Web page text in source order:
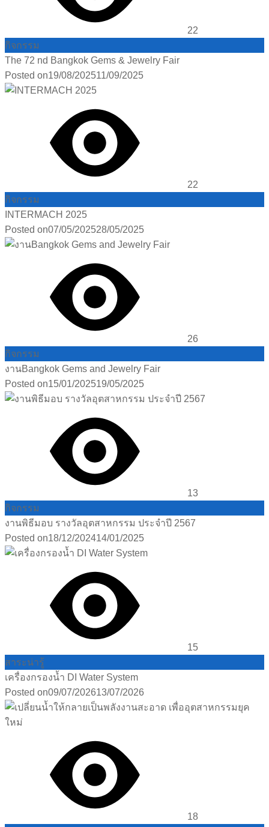
22
กิจกรรม
The 72 nd Bangkok Gems & Jewelry Fair
Posted on19/08/202511/09/2025
22
กิจกรรม
INTERMACH 2025
Posted on07/05/202528/05/2025
26
กิจกรรม
งานBangkok Gems and Jewelry Fair
Posted on15/01/202519/05/2025
13
กิจกรรม
งานพิธีมอบ รางวัลอุตสาหกรรม ประจำปี 2567
Posted on18/12/202414/01/2025
15
สาระน่ารู้
เครื่องกรองน้ำ DI Water System
Posted on09/07/202613/07/2026
18